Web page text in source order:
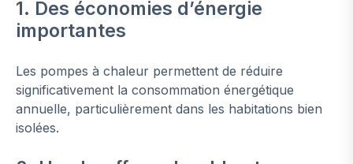
1. Des économies d’énergie
importantes
Les pompes à chaleur permettent de réduire
significativement la consommation énergétique
annuelle, particulièrement dans les habitations bien
isolées.